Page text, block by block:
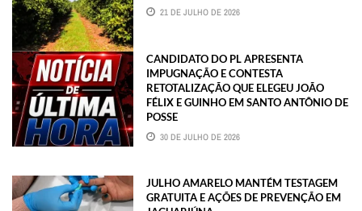
21 DE JULHO DE 2026
CANDIDATO DO PL APRESENTA
IMPUGNAÇÃO E CONTESTA
RETOTALIZAÇÃO QUE ELEGEU JOÃO
FÉLIX E GUINHO EM SANTO ANTÔNIO DE
POSSE
30 DE JULHO DE 2026
JULHO AMARELO MANTÉM TESTAGEM
GRATUITA E AÇÕES DE PREVENÇÃO EM